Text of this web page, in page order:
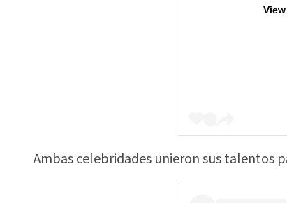
Ambas celebridades unieron sus talentos